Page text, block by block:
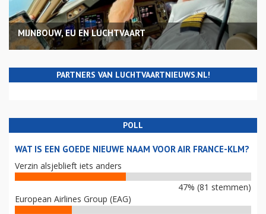
MIJNBOUW, EU EN LUCHTVAART
PARTNERS VAN LUCHTVAARTNIEUWS.NL!
POLL
WAT IS EEN GOEDE NIEUWE NAAM VOOR AIR FRANCE-KLM?
Verzin alsjeblieft iets anders
47% (81 stemmen)
European Airlines Group (EAG)